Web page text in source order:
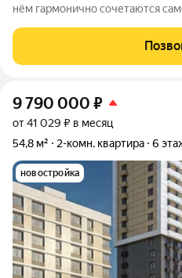
нём гармонично сочетаются
Всё необходимое находится в
транспортные маршруты,
9 790 000 ₽
от 41 029 ₽ в месяц
54,8 м²
2-комн. квартира 6
новостройка